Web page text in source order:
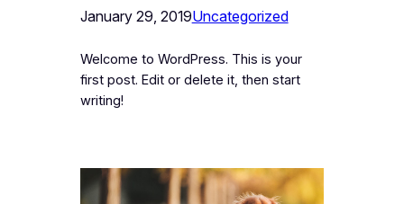
January 29, 2019Uncategorized
Welcome to WordPress. This is your
first post. Edit or delete it, then start
writing!